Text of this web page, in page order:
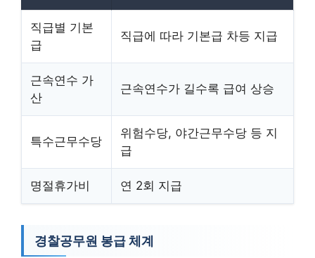
직급별 기본
급
직급에 따라 기본급 차등 지급
근속연수 가
산
근속연수가 길수록 급여 상승
특수근무수당
위험수당, 야간근무수당 등 지
급
명절휴가비 연 2회 지급
경찰공무원 봉급 체계